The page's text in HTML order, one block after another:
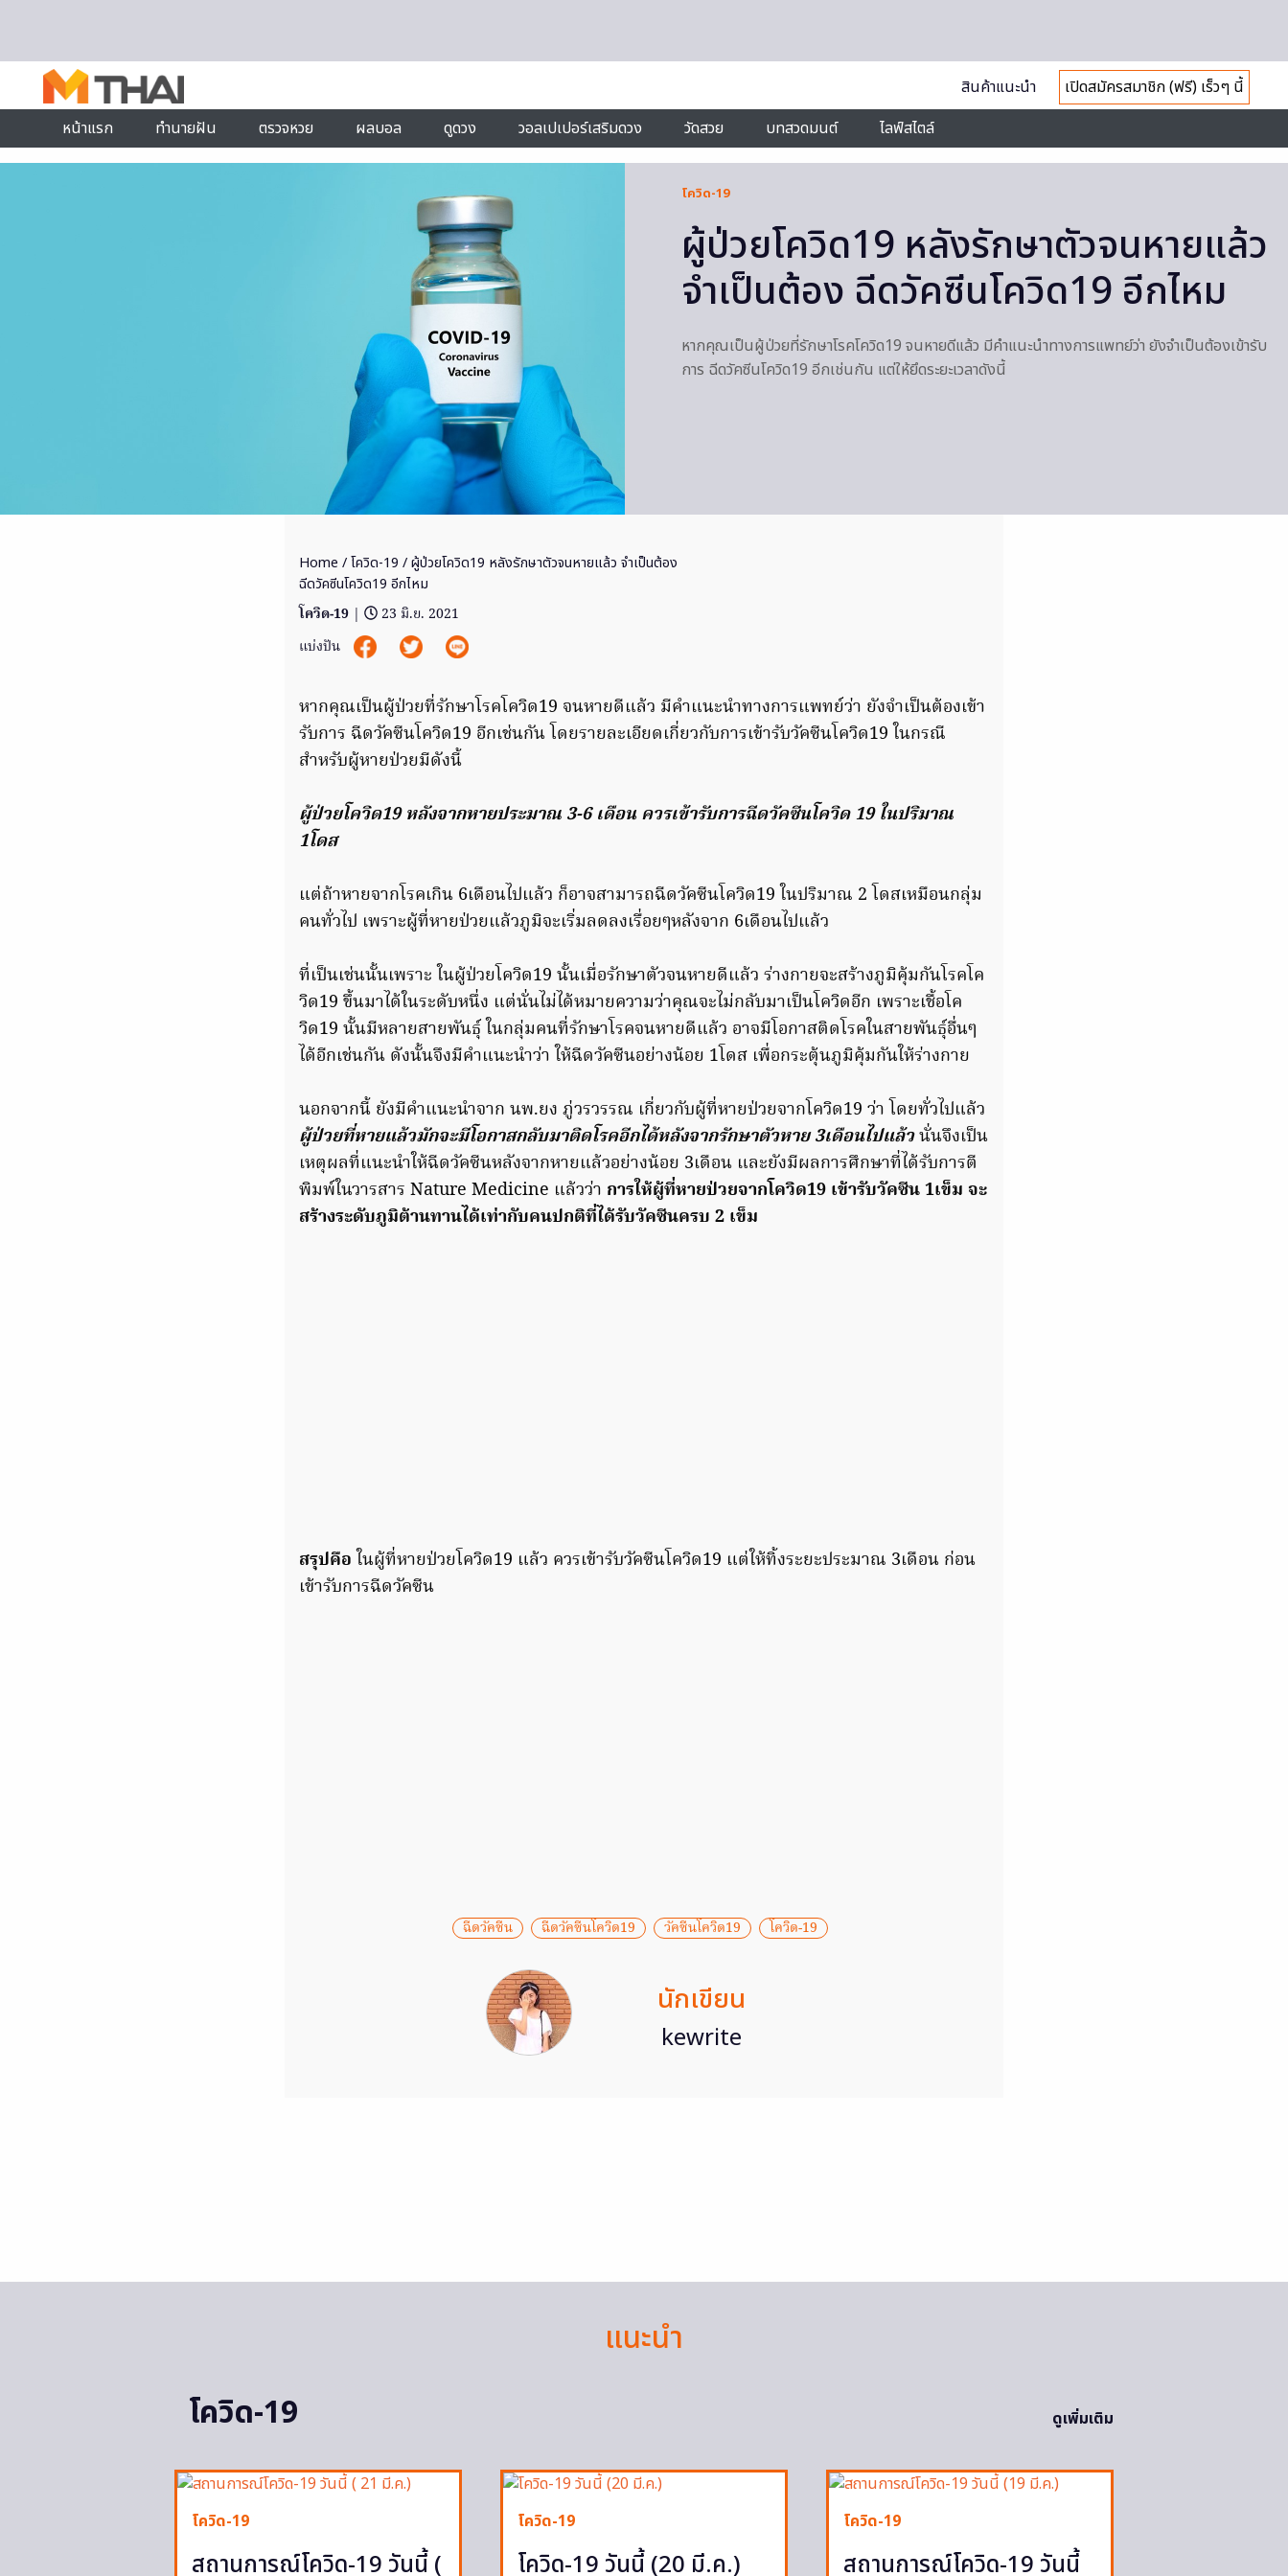
สินค้าแนะนำ
เปิดสมัครสมาชิก (ฟรี) เร็วๆ นี้
หน้าแรก
ทำนายฝัน ตรวจหวย ผลบอล ดูดวง วอลเปเปอร์เสริมดวง วัดสวย บทสวดมนต์ ไลฟ์สไตล์
โควิด-19
ผู้ป่วยโควิด19 หลังรักษาตัวจนหายแล้ว
จำเป็นต้อง ฉีดวัคซีนโควิด19 อีกไหม
หากคุณเป็นผู้ป่วยที่รักษาโรคโควิด19 จนหายดีแล้ว มีคำแนะนำทางการแพทย์ว่า ยังจำเป็นต้องเข้ารับ
การ ฉีดวัคซีนโควิด19 อีกเช่นกัน แต่ให้ยึดระยะเวลาดังนี้
Home /โควิด-19 / ผู้ป่วยโควิด19 หลังรักษาตัวจนหายแล้ว จำเป็นต้อง
ฉีดวัคซีนโควิด19 อีกไหม
โควิด-19 |
23 มิ.ย. 2021
แบ่งปัน
หากคุณเป็นผู้ป่วยที่รักษาโรคโควิด19 จนหายดีแล้ว มีคำแนะนำทางการแพทย์ว่า ยังจำเป็นต้องเข้า
รับการ ฉีดวัคซีนโควิด19 อีกเช่นกัน โดยรายละเอียดเกี่ยวกับการเข้ารับวัคซีนโควิด19 ในกรณี
สำหรับผู้หายป่วยมีดังนี้
ผู้ป่วยโควิด19 หลังจากหายประมาณ 3-6 เดือน ควรเข้ารับการฉีดวัคซีนโควิด 19 ในปริมาณ
1โดส
แต่ถ้าหายจากโรคเกิน 6เดือนไปแล้ว ก็อาจสามารถฉีดวัคซีนโควิด19 ในปริมาณ 2 โดสเหมือนกลุ่ม
คนทั่วไป เพราะผู้ที่หายป่วยแล้วภูมิจะเริ่มลดลงเรื่อยๆหลังจาก 6เดือนไปแล้ว
ที่เป็นเช่นนั้นเพราะ ในผู้ป่วยโควิด19 นั้นเมื่อรักษาตัวจนหายดีแล้ว ร่างกายจะสร้างภูมิคุ้มกันโรคโค
วิด19 ขึ้นมาได้ในระดับหนึ่ง แต่นั่นไม่ได้หมายความว่าคุณจะไม่กลับมาเป็นโควิดอีก เพราะเชื้อโค
วิด19 นั้นมีหลายสายพันธุ์ ในกลุ่มคนที่รักษาโรคจนหายดีแล้ว อาจมีโอกาสติดโรคในสายพันธุ์อื่นๆ
ได้อีกเช่นกัน ดังนั้นจึงมีคำแนะนำว่า ให้ฉีดวัคซีนอย่างน้อย 1โดส เพื่อกระตุ้นภูมิคุ้มกันให้ร่างกาย
นอกจากนี้ ยังมีคำแนะนำจาก นพ.ยง ภู่วรวรรณ เกี่ยวกับผู้ที่หายป่วยจากโควิด19 ว่า โดยทั่วไปแล้ว
ผู้ป่วยที่หายแล้วมักจะมีโอกาสกลับมาติดโรคอีกได้หลังจากรักษาตัวหาย 3เดือนไปแล้วนั่นจึงเป็น
เหตุผลที่แนะนำให้ฉีดวัคซีนหลังจากหายแล้วอย่างน้อย 3เดือน และยังมีผลการศึกษาที่ได้รับการตี
พิมพ์ในวารสาร Nature Medicine แล้วว่า การให้ผู้ที่หายป่วยจากโควิด19 เข้ารับวัคซีน 1เข็ม จะ
สร้างระดับภูมิต้านทานได้เท่ากับคนปกติที่ได้รับวัคซีนครบ 2 เข็ม
สรุปคือ ในผู้ที่หายป่วยโควิด19 แล้ว ควรเข้ารับวัคซีนโควิด19 แต่ให้ทิ้งระยะประมาณ 3เดือน ก่อน
เข้ารับการฉีดวัคซีน
ฉีดวัคซีน ฉีดวัคซีนโควิด19 วัคซีนโควิด19 โควิด-19
นักเขียน
kewrite
แนะนำ
โควิด-19
ดูเพิ่มเติม
โควิด-19
สถานการณ์โควิด-19 วันนี้ (
โควิด-19
โควิด-19 วันนี้ (20 มี.ค.)
โควิด-19
สถานการณ์โควิด-19 วันนี้